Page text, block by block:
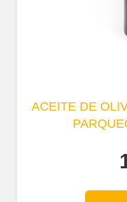
ACEITE DE